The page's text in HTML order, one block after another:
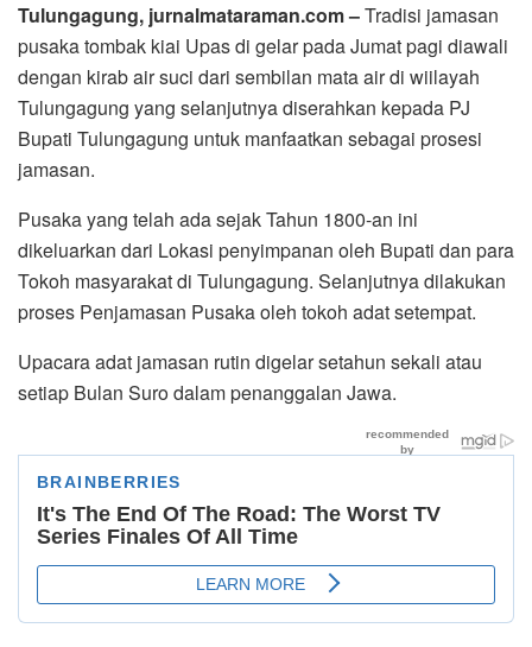
Tulungagung, jurnalmataraman.com –Tradisi jamasan
pusaka tombak kiai Upas di gelar pada Jumat pagi diawali
dengan kirab air suci dari sembilan mata air di wiilayah
Tulungagung yang selanjutnya diserahkan kepada PJ
Bupati Tulungagung untuk manfaatkan sebagai prosesi
jamasan.
Pusaka yang telah ada sejak Tahun 1800-an ini
dikeluarkan dari Lokasi penyimpanan oleh Bupati dan para
Tokoh masyarakat di Tulungagung. Selanjutnya dilakukan
proses Penjamasan Pusaka oleh tokoh adat setempat.
Upacara adat jamasan rutin digelar setahun sekali atau
setiap Bulan Suro dalam penanggalan Jawa.